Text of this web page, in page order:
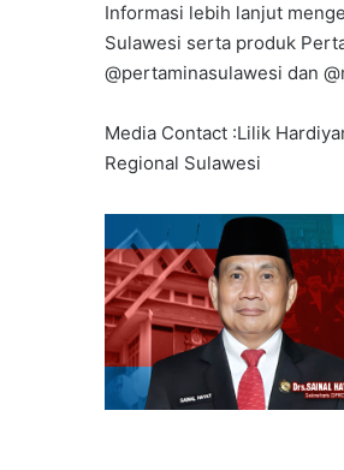
‎Informasi lebih lanjut
Sulawesi serta produk
@pertaminasulawesi dan
‎Media Contact :Lilik
Regional Sulawesi